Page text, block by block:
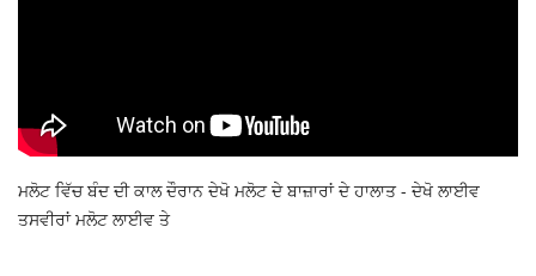
ਮਲੋਟ ਵਿੱਚ ਬੰਦ ਦੀ ਕਾਲ ਦੌਰਾਨ ਦੇਖੋ ਮਲੋਟ ਦੇ ਬਾਜ਼ਾਰਾਂ ਦੇ ਹਾਲਾਤ - ਦੇਖੋ ਲਾਈਵ
ਤਸਵੀਰਾਂ ਮਲੋਟ ਲਾਈਵ ਤੇ